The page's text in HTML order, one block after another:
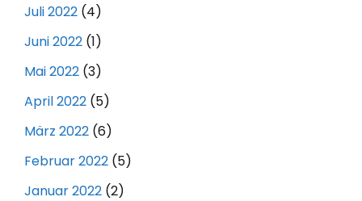
Juli 2022 (4)
Juni 2022 (1)
Mai 2022 (3)
April 2022 (5)
März 2022 (6)
Februar 2022 (5)
Januar 2022 (2)